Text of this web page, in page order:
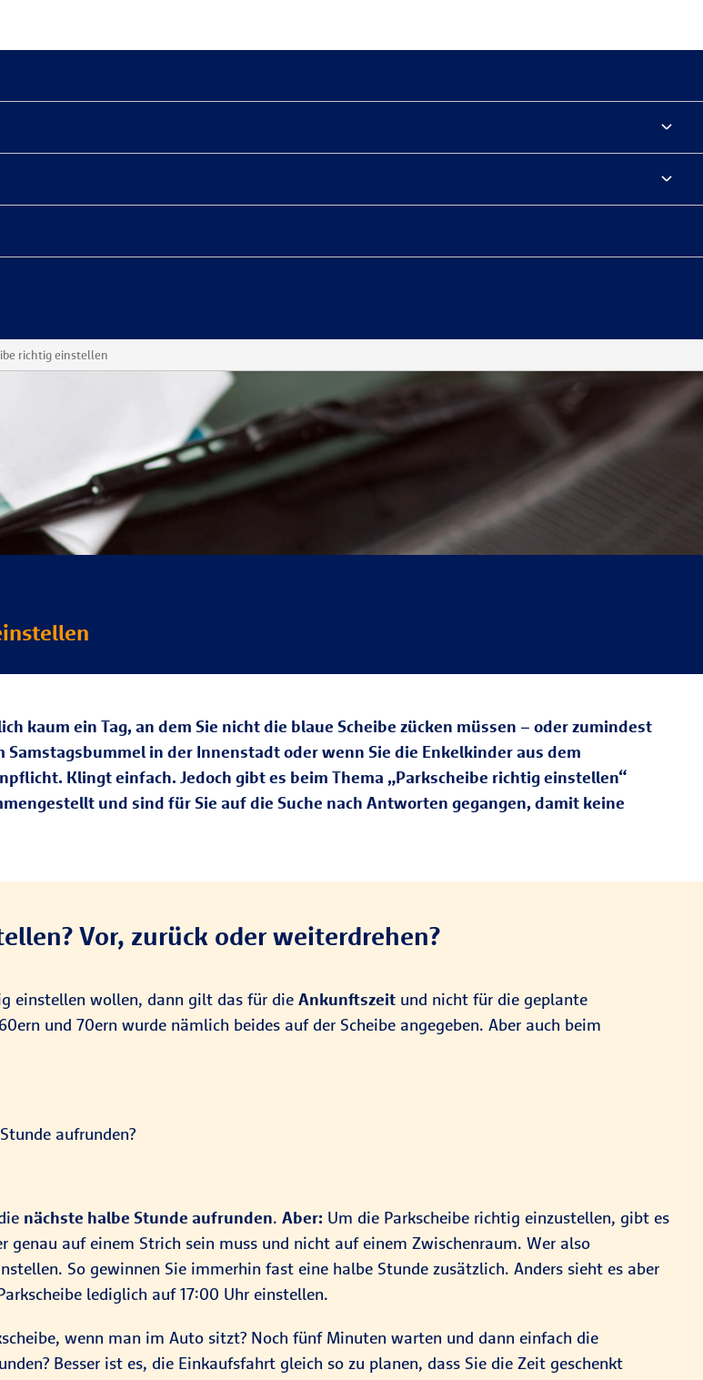
richtig einstellen
kaum ein Tag, an dem Sie nicht die blaue Scheibe zücken müssen – oder zumindest
in der Innenstadt oder wenn Sie die Enkelkinder aus dem
Klingt einfach. Jedoch gibt es beim Thema „Parkscheibe richtig einstellen“
und sind für Sie auf die Suche nach Antworten gegangen, damit keine
Vor, zurück oder weiterdrehen?
einstellen wollen, dann gilt das für die Ankunftszeit und nicht für die geplante
und 70ern wurde nämlich beides auf der Scheibe angegeben. Aber auch beim
aufrunden?
nächste halbe Stunde aufrunden. Aber: Um die Parkscheibe richtig einzustellen, gibt es
genau auf einem Strich sein muss und nicht auf einem Zwischenraum. Wer also
So gewinnen Sie immerhin fast eine halbe Stunde zusätzlich. Anders sieht es aber
lediglich auf 17:00 Uhr einstellen.
wenn man im Auto sitzt? Noch fünf Minuten warten und dann einfach die
Besser ist es, die Einkaufsfahrt gleich so zu planen, dass Sie die Zeit geschenkt